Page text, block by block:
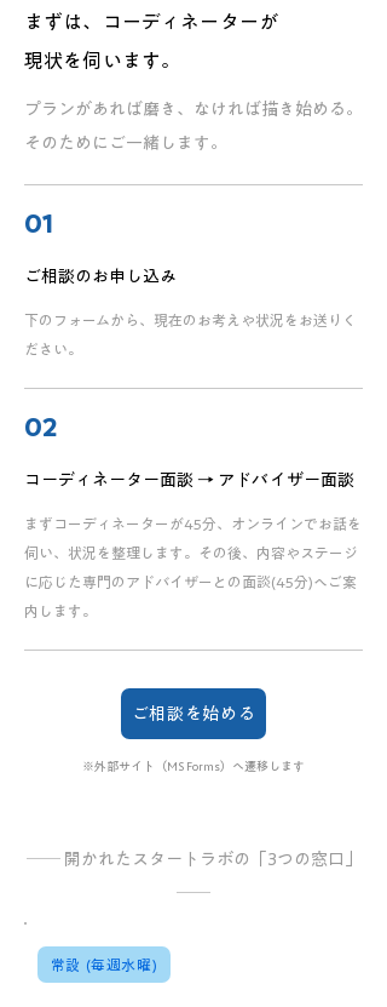
まずは、コーディネーターが
現状を伺います。
プランがあれば磨き、なければ描き始める。
そのためにご一緒します。
01
ご相談のお申し込み
下のフォームから、現在のお考えや状況をお送りく
ださい。
02
コーディネーター面談 → アドバイザー面談
まずコーディネーターが45分、オンラインでお話を
伺い、状況を整理します。その後、内容やステージ
に応じた専門のアドバイザーとの面談(45分)へご案
内します。
ご相談を始める
※外部サイト（MS Forms）へ遷移します
── 開かれたスタートラボの「3つの窓口」
──
常設 (毎週水曜)